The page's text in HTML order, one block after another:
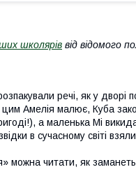
школярів від відомого
речі, як у дворі
Амелія малює, Куба
а маленька Мі
в сучасному світі
можна читати, як